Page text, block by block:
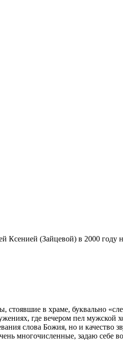
(Зайцевой) в 2000 году
в храме, буквально
где вечером пел
слова Божия, но и
многочисленные, задаю себе